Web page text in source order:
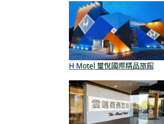
H Motel 璽悅國際精品旅館